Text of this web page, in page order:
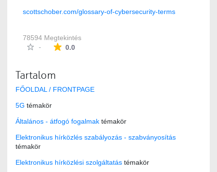
scottschober.com/glossary-of-cybersecurity-terms
78594 Megtekintés
-
0.0Az átlagos minősítés 0 csillag a lehetséges 5-
Tartalom
FŐOLDAL / FRONTPAGE
5G témakör
Általános - átfogó fogalmak témakör
Elektronikus hírközlés szabályozás - szabványosítás
témakör
Elektronikus hírközlési szolgáltatás témakör